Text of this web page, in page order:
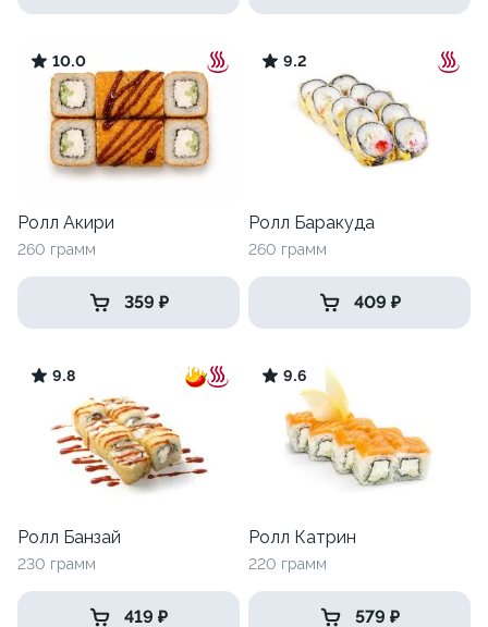
10.0
Ролл Акири
260 грамм
359 ₽
9.2
Ролл Баракуда
260 грамм
409 ₽
9.8
Ролл Банзай
230 грамм
419 ₽
9.6
Ролл Катрин
220 грамм
579 ₽